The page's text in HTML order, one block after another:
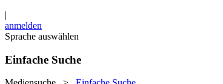
|
anmelden
Sprache auswählen
Einfache Suche